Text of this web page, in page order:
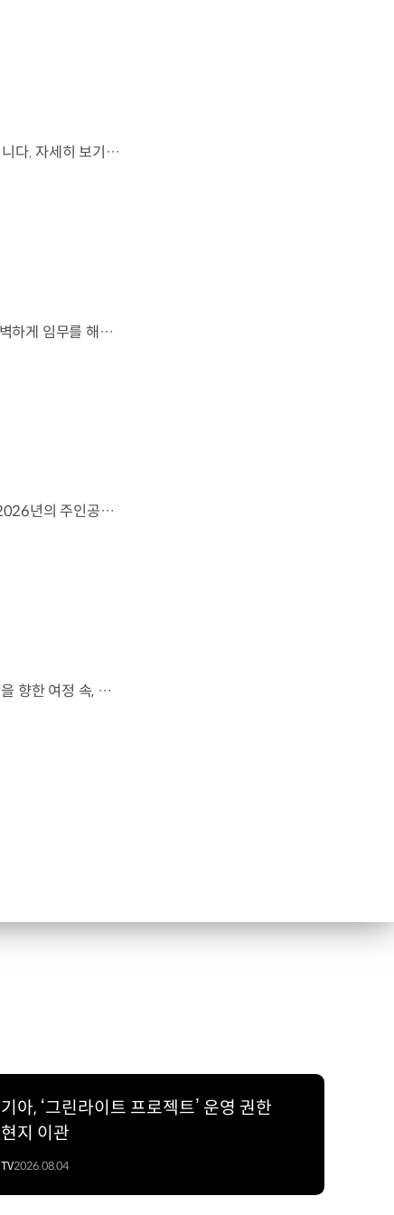
월드컵은 끝나지만, 우리의 여정은 계속됩니다.우리는 영원한 49번째 팀입니다. 자세히 보기 ▶ #Kia #InspirationConnectsUsAll #49thTeam #OMBC #FIFAWorldCup2026 유튜브 쇼츠 보기 >
잊지 못할 여정을 돌아보며.가장 중요한 순간, 49번째 팀이 공을 건네며 완벽하게 임무를 해낸 그 순간을 함께 돌아봅니다. 자세히 보기 ▶ #Kia #InspirationConnectsUsAll #49thTeam #OMBC #FIFAWorldCup2026 유튜브 쇼츠 보기 >
영감으로 하나 된 우리는, 무엇이든 해낼 수 있습니다.세계 곳곳에서 모인 2026년의 주인공들이 FIFA 월드컵™ 오피셜 매치볼 캐리어로 꿈의 무대에 섰습니다. 자세히 보기 ▶ #Kia #InspirationConnectsUsAll #49thTeam #OMBC #FIFAWorldCup2026 유튜브 쇼츠 보기 >
전 세계를 무대로 모두에게 영감을 전하는 49번째 팀.FIFA 월드컵 2026™을 향한 여정 속, 이제 사람들의 시선은 이 어린 스타들에게 향합니다. 자세히 보기 ▶ #Kia #InspirationConnectsUsAll #49thTeam #OMBC #FIFAWorldCup2026 유튜브 쇼츠 보기 >
기아, ‘그린라이트 프로젝트’ 운영 권한
현지 이관
TV2026.08.04